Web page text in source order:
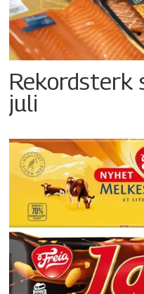
Rekordsterk
juli